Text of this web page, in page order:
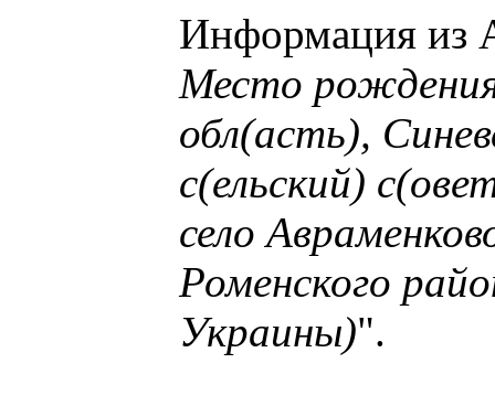
Информация из
Место
обл(асть),
с(ельский)
село
Роменского
Украины)".